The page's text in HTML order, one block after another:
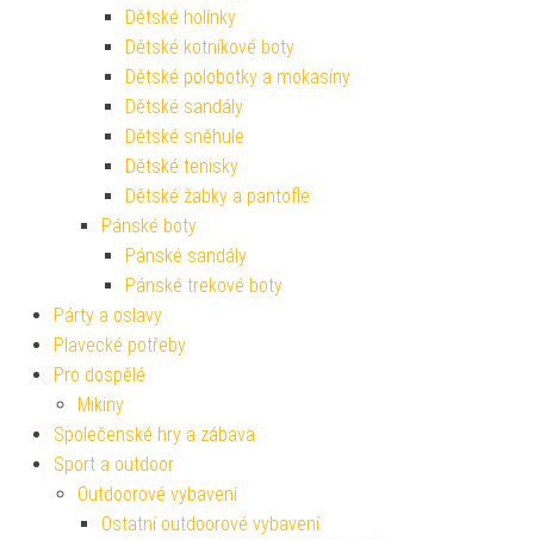
Dětské holínky
Dětské kotníkové boty
Dětské polobotky a mokasíny
Dětské sandály
Dětské sněhule
Dětské tenisky
Dětské žabky a pantofle
Pánské boty
Pánské sandály
Pánské trekové boty
Párty a oslavy
Plavecké potřeby
Pro dospělé
Mikiny
Společenské hry a zábava
Sport a outdoor
Outdoorové vybavení
Ostatní outdoorové vybavení